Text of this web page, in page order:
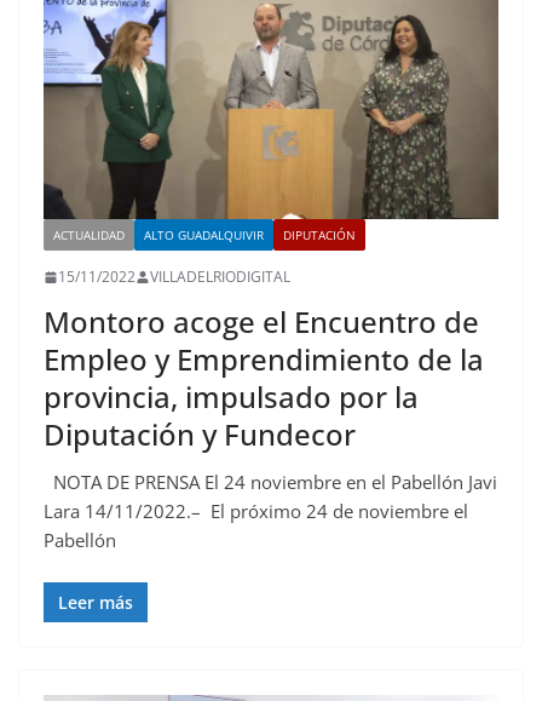
ACTUALIDAD ALTO GUADALQUIVIR DIPUTACIÓN
15/11/2022 VILLADELRIODIGITAL
Montoro acoge el Encuentro de
Empleo y Emprendimiento de la
provincia, impulsado por la
Diputación y Fundecor
NOTA DE PRENSA El 24 noviembre en el Pabellón Javi
Lara 14/11/2022.– El próximo 24 de noviembre el
Pabellón
Leer más